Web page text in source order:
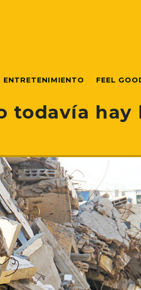
ENTRETENIMIENTO FEEL
todavía